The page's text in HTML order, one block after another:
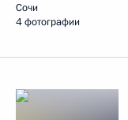
Сочи
4 фотографии